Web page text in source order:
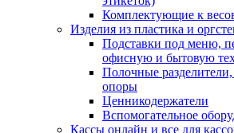
Комплектующие к
Изделия из пластика и
Подставки под меню,
офисную и бытовую
Полочные
опоры
Ценникодержатели
Вспомогательное
Кассы онлайн и все для